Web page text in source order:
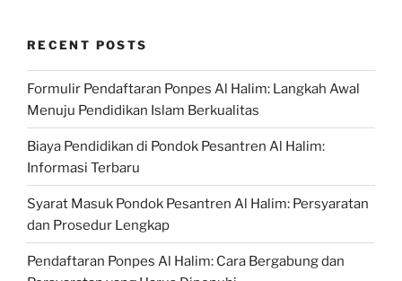
RECENT POSTS
Formulir Pendaftaran Ponpes Al Halim: Langkah Awal
Menuju Pendidikan Islam Berkualitas
Biaya Pendidikan di Pondok Pesantren Al Halim:
Informasi Terbaru
Syarat Masuk Pondok Pesantren Al Halim: Persyaratan
dan Prosedur Lengkap
Pendaftaran Ponpes Al Halim: Cara Bergabung dan